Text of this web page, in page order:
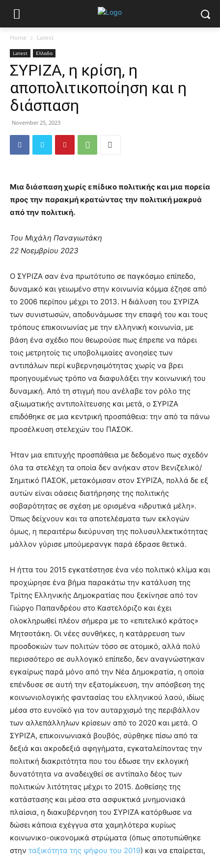
Home Latest
Latest Ελλαδα
ΣΥΡΙΖΑ, η κρίση, η
αποπολιτικοποίηση και η
διάσπαση
November 25, 2023
Μια διάσπαση χωρίς επίδικο πολιτικής και μια πορεία
προς την παρακμή κρατώντας την πολιτική μακρυά
από την πολιτική.
Του Μιχάλη Παναγιωτάκη
22 Νοεμβρίου 2023
Ο ΣΥΡΙΖΑ σαν ένα πρωτότυπο σε παγκόσμιο επίπεδο,
δυναμικό και γειωμένο στην κοινωνία κόμμα έζησε από
το 2006 περίπου μέχρι το 2013. Η διάλυση του ΣΥΡΙΖΑ
των συνιστωσών, αποδυνάμωσε την επαφή του και τους
τρόπους επικοινωνίας με την ελληνική κοινωνία, με
βάση ένα σχέδιο που θεωρούσε πως έπρεπε να πάρει
τοις μετρητοίς τις υποβολιμιαίες ανοησίες των
αντιπάλων περί κυβερνησιμότητας χωρίς να βρει
προηγουμένως τρόπο να διαφυλάξει την κοινωνική του
δυναμική. Από τη στιγμή που ανέλαβε τον ρόλο της
αξιωματικής αντιπολίτευσης και μετά, ο ΣΥΡΙΖΑ
επιδόθηκε σε μια κεντρική προσπάθεια: την από τα πάνω
προσέλκυση στελεχών του ΠΑΣΟΚ.
Ήταν μια επιτυχής προσπάθεια με δεδομένο πως σχεδόν
όλα τα στελέχη τα οποία δεν ανήκαν στον Βενιζελικό/
Σημιτικό ΠΑΣΟΚ, μετακόμισαν στον ΣΥΡΙΖΑ, πολλά δε εξ
αυτών είναι οάσεις διατήρησης της πολιτικής
σοβαρότητας σε σχέση με ορισμένα «ιδρυτικά μέλη».
Όπως δείχνουν και τα αποτελέσματα των εκλογών
όμως, η περαιτέρω διεύρυνση της πολυσυλλεκτικότητας
μάλλον γύρισε μπούμερανγκ παρά έδρασε θετικά.
Η ήττα του 2015 εγκατέστησε ένα νέο πολιτικό κλίμα και
προχώρησε ένα βήμα παρακάτω την κατάλυση της
Τρίτης Ελληνικής Δημοκρατίας που ξεκίνησε από τον
Γιώργο Παπανδρέου στο Καστελόριζο και έχει
ολοκληρωθεί πλέον σήμερα με το «επιτελικό κράτος»
Μητσοτάκη. Οι νέες συνθήκες, η κατάρρευση των
προσδοκιών των πολιτών τόσο σε ατομικό, αλλά πολύ
περισσότερο σε συλλογικό επίπεδο, δεν αναγνώστηκαν
εγκαίρως παρά μόνο από την Νέα Δημοκρατία, η οποία
επένδυσε σε αυτή την εξατομίκευση, την απόσβεση της
κοινωνιολογικής φαντασίας του ελληνικού λαού, ιδίως
μέσα στο ευνοϊκό για τον αυταρχισμό της περιβάλλον
των αλλεπάλληλων κρίσεων από το 2020 και μετά. Ο
ΣΥΡΙΖΑ, επικοινωνιακά βουβός, σύρθηκε πίσω από τα
δεξιά και ακροδεξιά αφηγήματα, εγκαταλείποντας την
πολιτική διακριτότητα που του έδωσε την εκλογική
δυνατότητα να αναδειχθεί σε αντίπαλο δέος των
πολιτικών λιτότητας μέχρι το 2015. Δοθείσης της
κατάστασης και μέσα στα ασφυκτικά μνημονιακά
πλαίσια, η διακυβέρνηση του ΣΥΡΙΖΑ κατόρθωσε να
δώσει κάποια εχέγγυα στα χαμηλότερα κυρίως
κοινωνικο-οικονομικά στρώματα (όπως αποτυπώθηκε
στην ταξικότητα της ψήφου του 2019) και να επαίρεται,